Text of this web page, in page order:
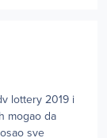
lottery 2019 i
mogao da
sve